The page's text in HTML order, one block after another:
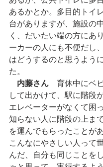
あるかとか。多目的トイ
台がありますが、施設の
く、だいたい端の方にあ
ーカーの人にも不便だし
はどうするのと思うよう
た。
内藤さん 育休中にベ
して出かけて、駅に階段
エレベーターがなくて困
知らない人に階段の上ま
を運んでもらったことが
こんなにやさしい人って
んだ、自分も同じことを